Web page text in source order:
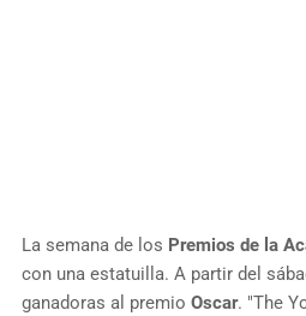
La semana de los Premios de la
con una estatuilla. A partir del
ganadoras al premio Oscar. "The